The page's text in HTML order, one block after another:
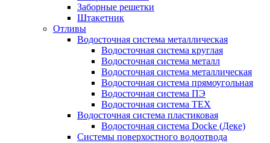
Заборные решетки
Штакетник
Отливы
Водосточная система металлическая
Водосточная система круглая
Водосточная система металл
Водосточная система металлическая
Водосточная система прямоугольная
Водосточная система ПЭ
Водосточная система ТЕХ
Водосточная система пластиковая
Водосточная система Docke (Деке)
Системы поверхостного водоотвода